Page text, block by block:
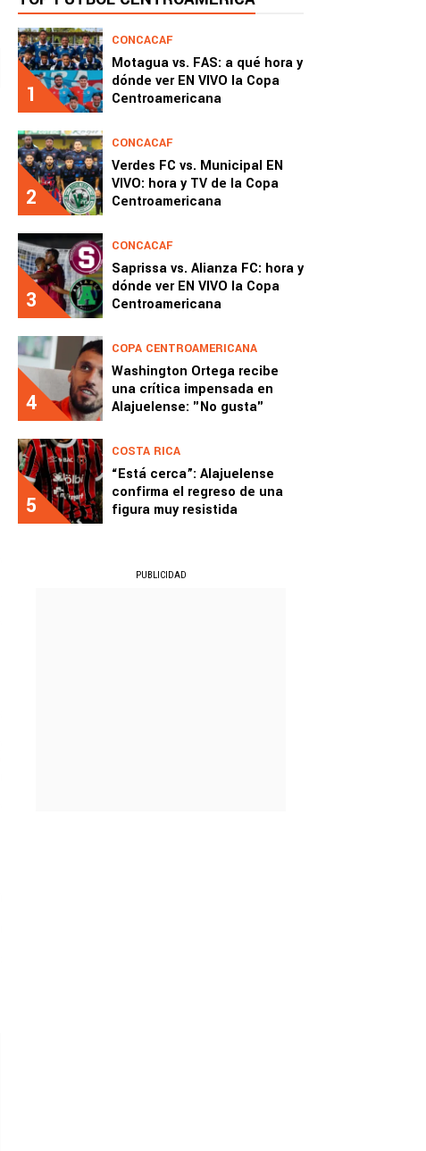
1
CONCACAF
Motagua vs. FAS: a qué hora y
dónde ver EN VIVO la Copa
Centroamericana
2
CONCACAF
Verdes FC vs. Municipal EN
VIVO: hora y TV de la Copa
Centroamericana
3
CONCACAF
Saprissa vs. Alianza FC: hora y
dónde ver EN VIVO la Copa
Centroamericana
4
COPA CENTROAMERICANA
Washington Ortega recibe
una crítica impensada en
Alajuelense: "No gusta"
5
COSTA RICA
“Está cerca”: Alajuelense
confirma el regreso de una
figura muy resistida
PUBLICIDAD